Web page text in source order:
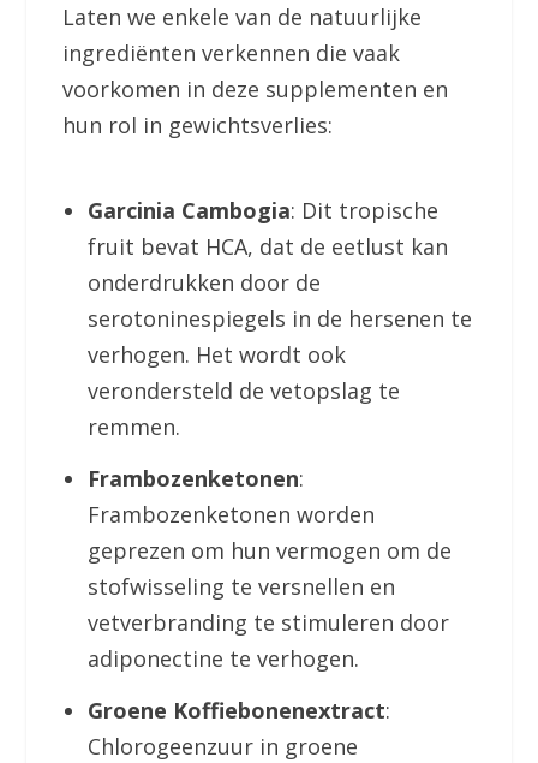
Laten we enkele van de natuurlijke
ingrediënten verkennen die vaak
voorkomen in deze supplementen en
hun rol in gewichtsverlies:
Garcinia Cambogia: Dit tropische
fruit bevat HCA, dat de eetlust kan
onderdrukken door de
serotoninespiegels in de hersenen te
verhogen. Het wordt ook
verondersteld de vetopslag te
remmen.
Frambozenketonen:
Frambozenketonen worden
geprezen om hun vermogen om de
stofwisseling te versnellen en
vetverbranding te stimuleren door
adiponectine te verhogen.
Groene Koffiebonenextract:
Chlorogeenzuur in groene